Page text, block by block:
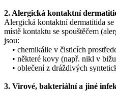
2. Alergická kontaktní
Alergická kontaktní dermatitida
místě kontaktu se spouštěčem
jsou:
• chemikálie v čisticích
• některé kovy (např. nikl v
• oblečení z dráždivých
3. Virové, bakteriální a jiné